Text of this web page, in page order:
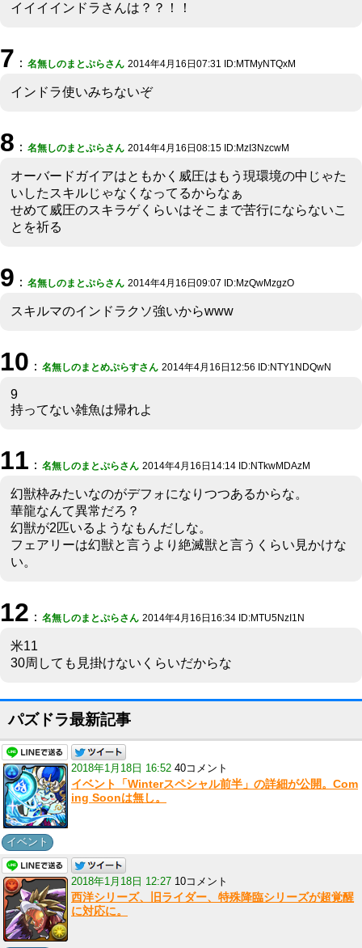
イイイインドラさんは？？！！
7 ： 名無しのまとぷらさん 2014年4月16日07:31 ID:MTMyNTQxM
インドラ使いみちないぞ
8 ： 名無しのまとぷらさん 2014年4月16日08:15 ID:MzI3NzcwM
オーバードガイアはともかく威圧はもう現環境の中じゃた
いしたスキルじゃなくなってるからなぁ
せめて威圧のスキラゲくらいはそこまで苦行にならないこ
とを祈る
9 ： 名無しのまとぷらさん 2014年4月16日09:07 ID:MzQwMzgzO
スキルマのインドラクソ強いからwww
10 ： 名無しのまとめぷらすさん 2014年4月16日12:56 ID:NTY1NDQwN
9
持ってない雑魚は帰れよ
11 ： 名無しのまとぷらさん 2014年4月16日14:14 ID:NTkwMDAzM
幻獣枠みたいなのがデフォになりつつあるからな。
華龍なんて異常だろ？
幻獣が2匹いるようなもんだしな。
フェアリーは幻獣と言うより絶滅獣と言うくらい見かけな
い。
12 ： 名無しのまとぷらさん 2014年4月16日16:34 ID:MTU5NzI1N
米11
30周しても見掛けないくらいだからな
パズドラ最新記事
2018年1月18日 16:52 40コメント
イベント「Winterスペシャル前半」の詳細が公開。Com
ing Soonは無し。
イベント
2018年1月18日 12:27 10コメント
西洋シリーズ、旧ライダー、特殊降臨シリーズが超覚醒
に対応に。